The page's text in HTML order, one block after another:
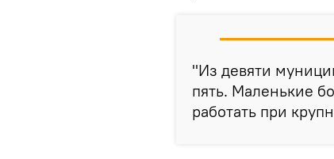
"Из девяти
пять. Маленькие
работать при